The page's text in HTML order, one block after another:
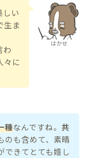
はかせ
しい
生ま
わ
々に
種なんですね。 共
のも含めて、素晴
できてとても嬉し